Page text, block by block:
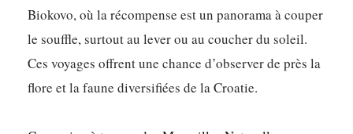
Biokovo, où la récompense est un panorama à couper
le souffle, surtout au lever ou au coucher du soleil.
Ces voyages offrent une chance d’observer de près la
flore et la faune diversifiées de la Croatie.